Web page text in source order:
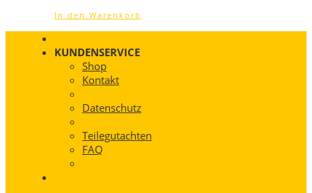
In den Warenkorb
KUNDENSERVICE
Shop
Kontakt
Datenschutz
Teilegutachten
FAQ